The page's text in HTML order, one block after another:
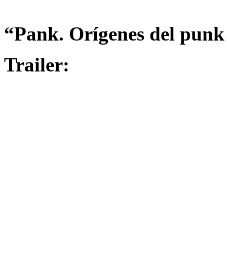
“Pank. Orígenes del
Trailer: